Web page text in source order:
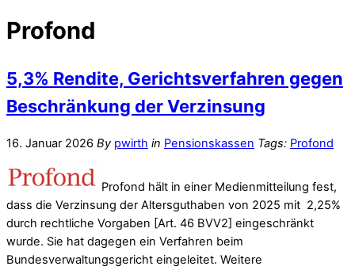
Profond
5,3% Rendite, Gerichtsverfahren gegen
Beschränkung der Verzinsung
16. Januar 2026 By pwirth in Pensionskassen Tags: Profond
Profond hält in einer Medienmitteilung fest,
dass die Verzinsung der Altersguthaben von 2025 mit 2,25%
durch rechtliche Vorgaben [Art. 46 BVV2] eingeschränkt
wurde. Sie hat dagegen ein Verfahren beim
Bundesverwaltungsgericht eingeleitet. Weitere